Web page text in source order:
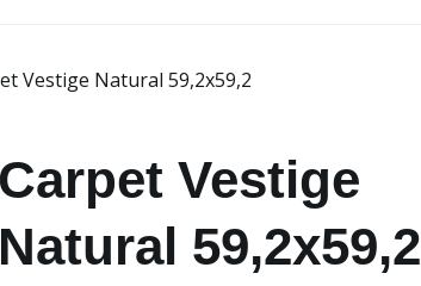
Vestige Natural 59,2x59,2
Carpet Vestige
Natural 59,2x59,2